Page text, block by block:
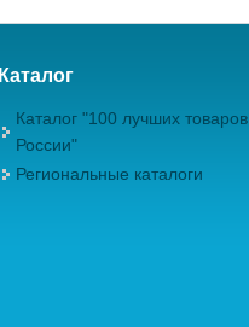
Каталог
Каталог "100 лучших товаров
России"
Региональные каталоги